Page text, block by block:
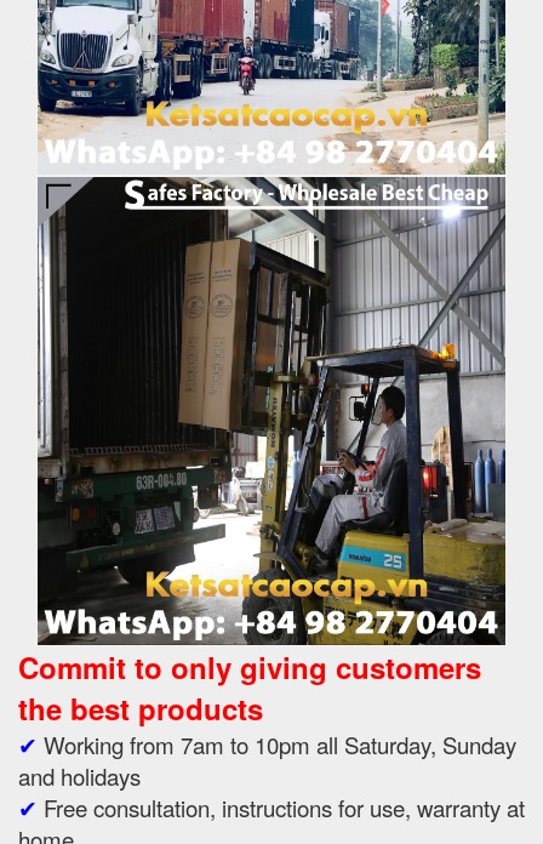
Commit to only giving customers
the best products
✔ Working from 7am to 10pm all Saturday, Sunday
and holidays
✔ Free consultation, instructions for use, warranty at